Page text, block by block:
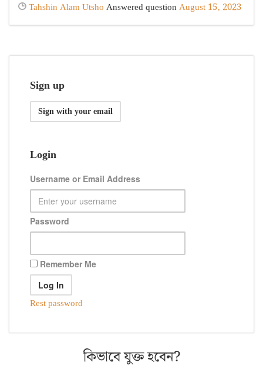
Tahshin Alam Utsho Answered question August 15, 2023
Sign up
Sign with your email
Login
Username or Email Address
Password
Remember Me
Rest password
কিভাবে যুক্ত হবেন?